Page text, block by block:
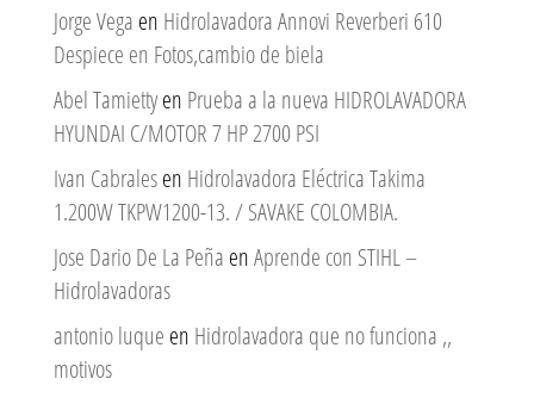
Jorge Vega en Hidrolavadora Annovi Reverberi 610
Despiece en Fotos,cambio de biela
Abel Tamiettyen Prueba a la nueva HIDROLAVADORA
HYUNDAI C/MOTOR 7 HP 2700 PSI
Ivan Cabralesen Hidrolavadora Eléctrica Takima
1.200W TKPW1200-13. / SAVAKE COLOMBIA.
Jose Dario De La Peña enAprende con STIHL –
Hidrolavadoras
antonio luque en Hidrolavadora que no funciona ,,
motivos